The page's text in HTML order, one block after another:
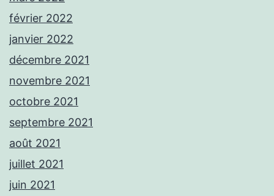
février 2022
janvier 2022
décembre 2021
novembre 2021
octobre 2021
septembre 2021
août 2021
juillet 2021
juin 2021